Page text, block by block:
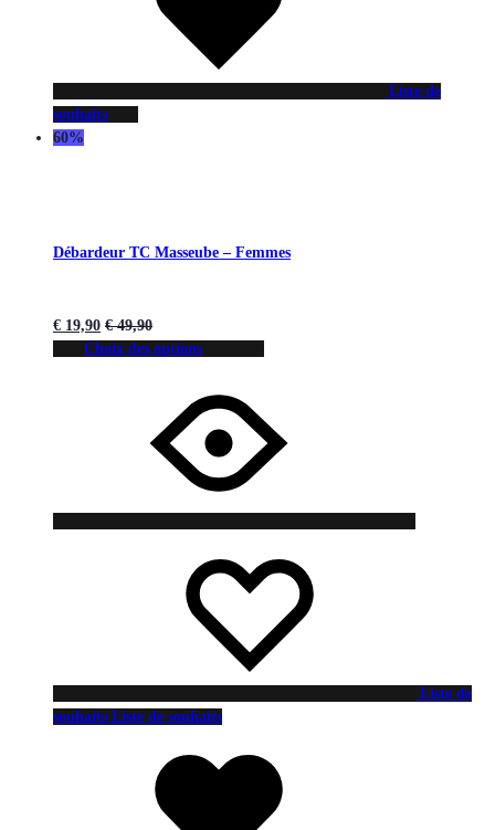
Liste de
souhaits
60%
Débardeur TC Masseube – Femmes
€ 19,90 €49,90
Choix des options
Liste de
souhaits Liste de souhaits